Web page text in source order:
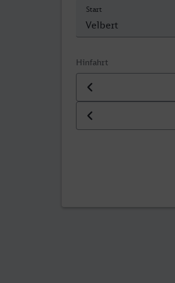
Start
Hinfahrt
Datum der Hinfahrt
Uhrzeit der Hinfahrt